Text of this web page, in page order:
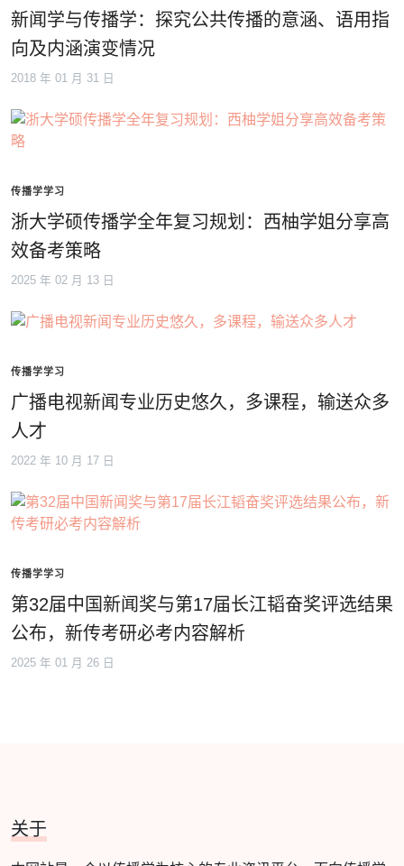
新闻学与传播学：探究公共传播的意涵、语用指
向及内涵演变情况
2018 年 01 月 31 日
传播学学习
浙大学硕传播学全年复习规划：西柚学姐分享高
效备考策略
2025 年 02 月 13 日
传播学学习
广播电视新闻专业历史悠久，多课程，输送众多
人才
2022 年 10 月 17 日
传播学学习
第32届中国新闻奖与第17届长江韬奋奖评选结果
公布，新传考研必考内容解析
2025 年 01 月 26 日
关于